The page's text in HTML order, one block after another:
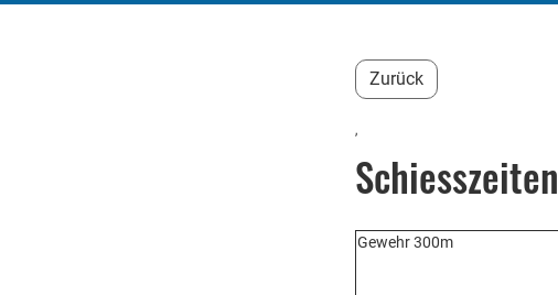
Zurück
,
Schiesszeiten
Gewehr 300m